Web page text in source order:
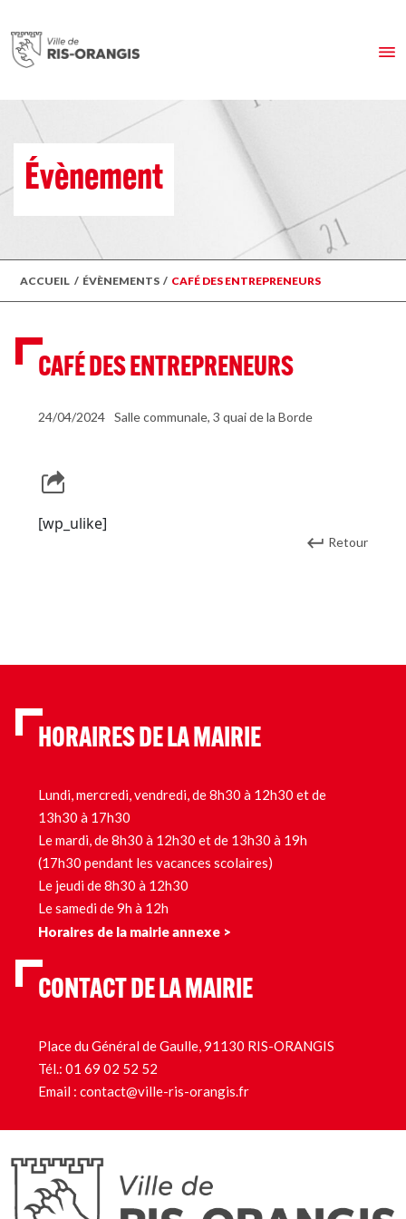
Évènement
ACCUEIL / ÉVÈNEMENTS / CAFÉ DES ENTREPRENEURS
CAFÉ DES ENTREPRENEURS
24/04/2024 Salle communale, 3 quai de la Borde
[wp_ulike]
Retour
HORAIRES DE LA MAIRIE
Lundi, mercredi, vendredi, de 8h30 à 12h30 et de
13h30 à 17h30
Le mardi, de 8h30 à 12h30 et de 13h30 à 19h
(17h30 pendant les vacances scolaires)
Le jeudi de 8h30 à 12h30
Le samedi de 9h à 12h
Horaires de la mairie annexe >
CONTACT DE LA MAIRIE
Place du Général de Gaulle, 91130 RIS-ORANGIS
Tél.: 01 69 02 52 52
Email : contact@ville-ris-orangis.fr